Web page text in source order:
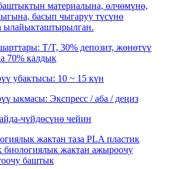
материалына, өлчөмүнө,
басып чыгаруу түсүнө
ылайыкташтырылган.
T/T, 30% депозит, жөнөтүү
70% калдык
убактысы: 10 ~ 15 күн
ыкмасы: Экспресс / аба / деңиз
чүйдөсүнө чейин